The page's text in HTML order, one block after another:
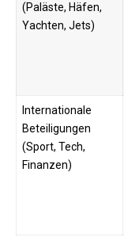
(Paläste, Häfen,
Yachten, Jets)
Internationale
Beteiligungen
(Sport, Tech,
Finanzen)